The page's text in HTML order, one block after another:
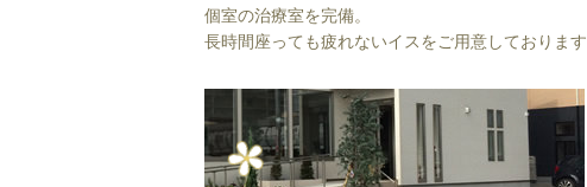
個室の治療室を完備。
長時間座っても疲れないイスをご用意しております